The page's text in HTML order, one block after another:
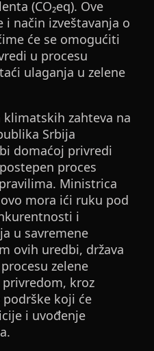
(CO₂eq). Ove
način izveštavanja o
će se omogućiti
u procesu
ulaganja u zelene
klimatskih zahteva na
Srbija
domaćoj privredi
proces
Ministrica
mora ići ruku pod
i
u savremene
ovih uredbi, država
zelene
kroz
koji će
i uvođenje